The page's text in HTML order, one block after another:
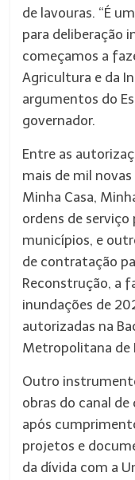
de lavouras. “É
para deliberação
começamos a
Agricultura e da
argumentos do
governador.
Entre as
mais de mil
Minha Casa,
ordens de
municípios, e
de contratação
Reconstrução, a
inundações de
autorizadas na
Metropolitana de
Outro
obras do canal de
após
projetos e
da dívida com a